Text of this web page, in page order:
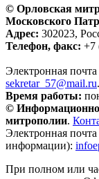
© Орловская
Московского
Адрес: 302023,
Телефон, факс: +7
Электронная
sekretar_57@mail.ru.
Время работы:
©
митрополии.
Электронная
информации):
При полном или